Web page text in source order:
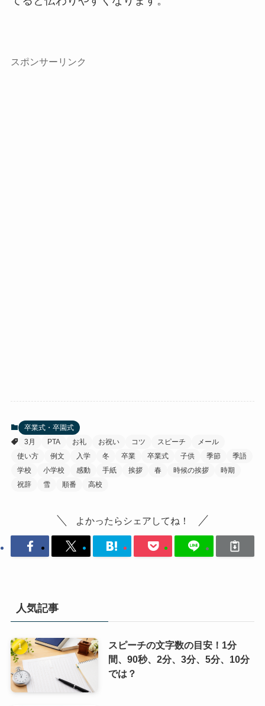
スポンサーリンク
卒業式・卒園式
3月
PTA お礼 お祝い コツ スピーチ
メール
使い方
例文 入学 冬 卒業 卒業式 子供 季節
季語
学校
小学校 感動 手紙 挨拶 春 時候の挨拶
時期
祝辞
雪 順番 高校
よかったらシェアしてね！
人気記事
スピーチの文字数の目安！1分
間、90秒、2分、3分、5分、10分
では？